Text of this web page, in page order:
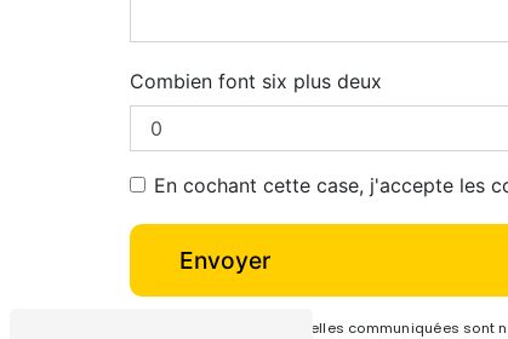
Combien font six plus deux
En cochant cette case, j'accepte les
Envoyer
** Les données personnelles communiquées